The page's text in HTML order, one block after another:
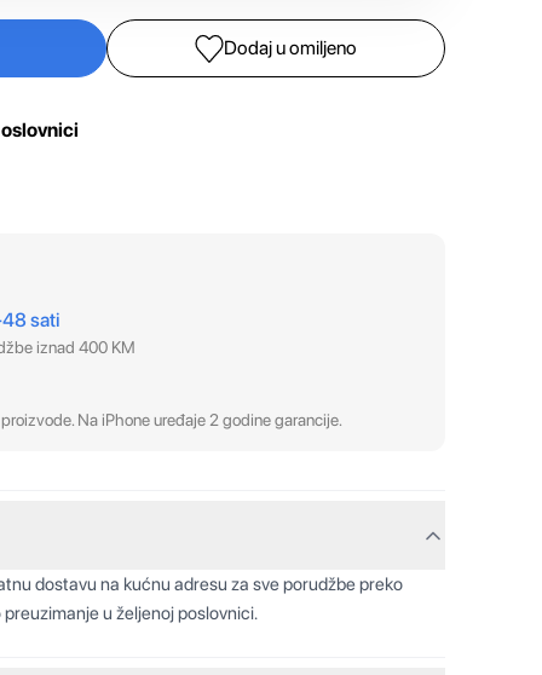
Dodaj u omiljeno
sati
iznad 400 KM
Na iPhone uređaje 2 godine garancije.
dostavu na kućnu adresu za sve porudžbe preko
u željenoj poslovnici.